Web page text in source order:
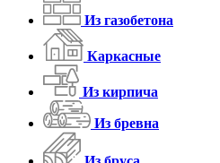
Из газобетона
Каркасные
Из кирпича
Из бревна